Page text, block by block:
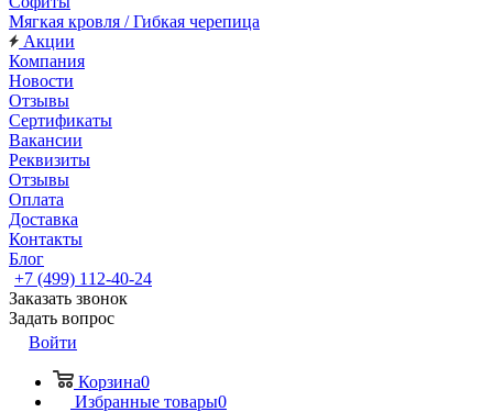
Мягкая кровля / Гибкая черепица
Акции
Компания
Новости
Отзывы
Сертификаты
Вакансии
Реквизиты
Отзывы
Оплата
Доставка
Контакты
Блог
+7 (499) 112-40-24
Заказать звонок
Задать вопрос
Войти
Корзина0
Избранные товары0